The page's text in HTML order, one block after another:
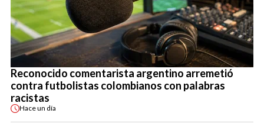
Reconocido comentarista argentino arremetió
contra futbolistas colombianos con palabras
racistas
Haceun día